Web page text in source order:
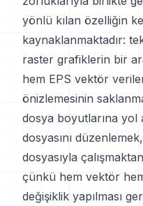
yönlü kılan özelliğin
kaynaklanmaktadır:
raster grafiklerin bir
hem EPS vektör
önizlemesinin
dosya boyutlarına yol
dosyasını
dosyasıyla
çünkü hem vektör
değişiklik yapılması